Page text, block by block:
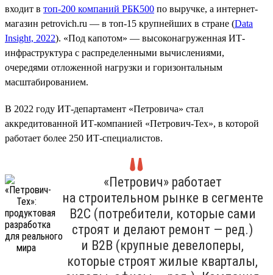
входит в топ-200 компаний РБК500 по выручке, а интернет-
магазин petrovich.ru — в топ-15 крупнейших в стране (Data
Insight, 2022). «Под капотом» — высоконагруженная ИТ-
инфраструктура с распределенными вычислениями,
очередями отложенной нагрузки и горизонтальным
масштабированием.
В 2022 году ИТ-департамент «Петровича» стал
аккредитованной ИТ-компанией «Петрович-Тех», в которой
работает более 250 ИТ-специалистов.
«Петрович» работает
на строительном рынке в сегменте
B2C (потребители, которые сами
строят и делают ремонт — ред.)
и B2B (крупные девелоперы,
которые строят жилые кварталы,